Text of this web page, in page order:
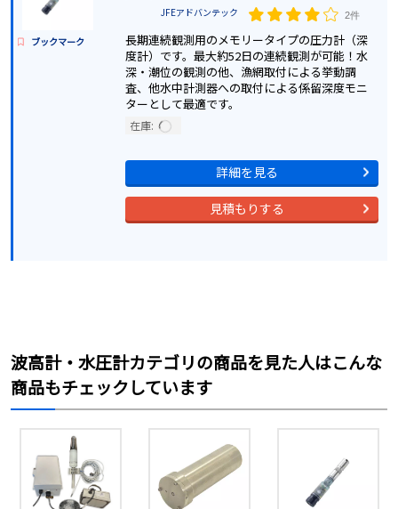
ブックマーク
JFEアドバンテック 2件
長期連続観測用のメモリータイプの圧力計（深
度計）です。最大約52日の連続観測が可能！水
深・潮位の観測の他、漁網取付による挙動調
査、他水中計測器への取付による係留深度モニ
ターとして最適です。
在庫:
詳細を見る
見積もりする
波高計・水圧計カテゴリの商品を見た人はこんな
商品もチェックしています